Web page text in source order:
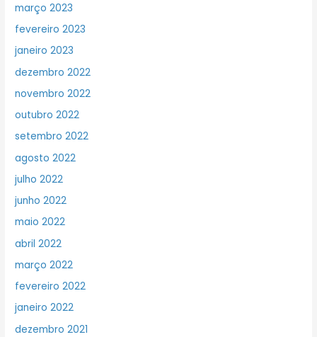
março 2023
fevereiro 2023
janeiro 2023
dezembro 2022
novembro 2022
outubro 2022
setembro 2022
agosto 2022
julho 2022
junho 2022
maio 2022
abril 2022
março 2022
fevereiro 2022
janeiro 2022
dezembro 2021